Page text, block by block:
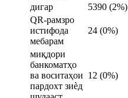
дигар
5390 (2%)
QR-рамзро
истифода
мебарам
24 (0%)
миқдори
банкоматҳо
ва воситаҳои
пардохт зиѐд
12 (0%)